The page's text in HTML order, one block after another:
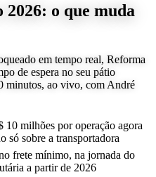
2026: o que muda
em tempo real, Reforma
de espera no seu pátio
minutos, ao vivo, com André
10 milhões por operação agora
só sobre a transportadora
frete mínimo, na jornada do
a partir de 2026